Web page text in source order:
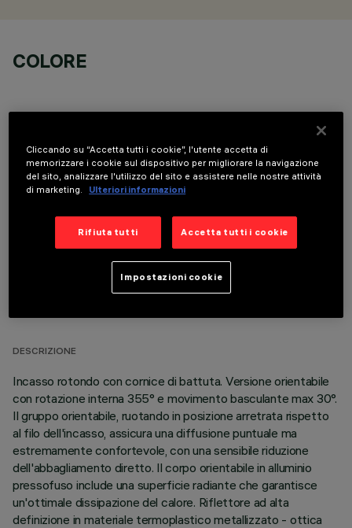
COLORE
COMPONENTI OPZIONALI
DATI TECNICI
DESCRIZIONE
Incasso rotondo con cornice di battuta. Versione orientabile
con rotazione interna 355° e movimento basculante max 30°.
Il gruppo orientabile, ruotando in posizione arretrata rispetto
al filo dell'incasso, assicura una diffusione puntuale ma
estremamente confortevole, con una sensibile riduzione
dell'abbagliamento diretto. Il corpo orientabile in alluminio
pressofuso include una superficie radiante che garantisce
un'ottimale dissipazione del calore. Riflettore ad alta
definizione in materiale termoplastico metallizzato - ottica
Cliccando su “Accetta tutti i cookie”, l'utente accetta di
memorizzare i cookie sul dispositivo per migliorare la navigazione
del sito, analizzare l'utilizzo del sito e assistere nelle nostre attività
di marketing.
Ulteriori informazioni
Rifiuta tutti Accetta tutti i cookie
Impostazioni cookie